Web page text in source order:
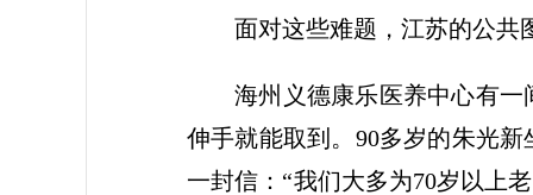
面对这些难题，江苏的公共
海州义德康乐医养中心有
伸手就能取到。90多岁的朱光
一封信：“我们大多为70岁以上